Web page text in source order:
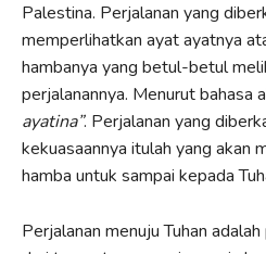
Palestina. Perjalanan yang
memperlihatkan ayat ayatnya
hambanya yang betul-betul
perjalanannya. Menurut bahasa
ayatina”. Perjalanan yang
kekuasaannya itulah yang akan
hamba untuk sampai kepada
Perjalanan menuju Tuhan